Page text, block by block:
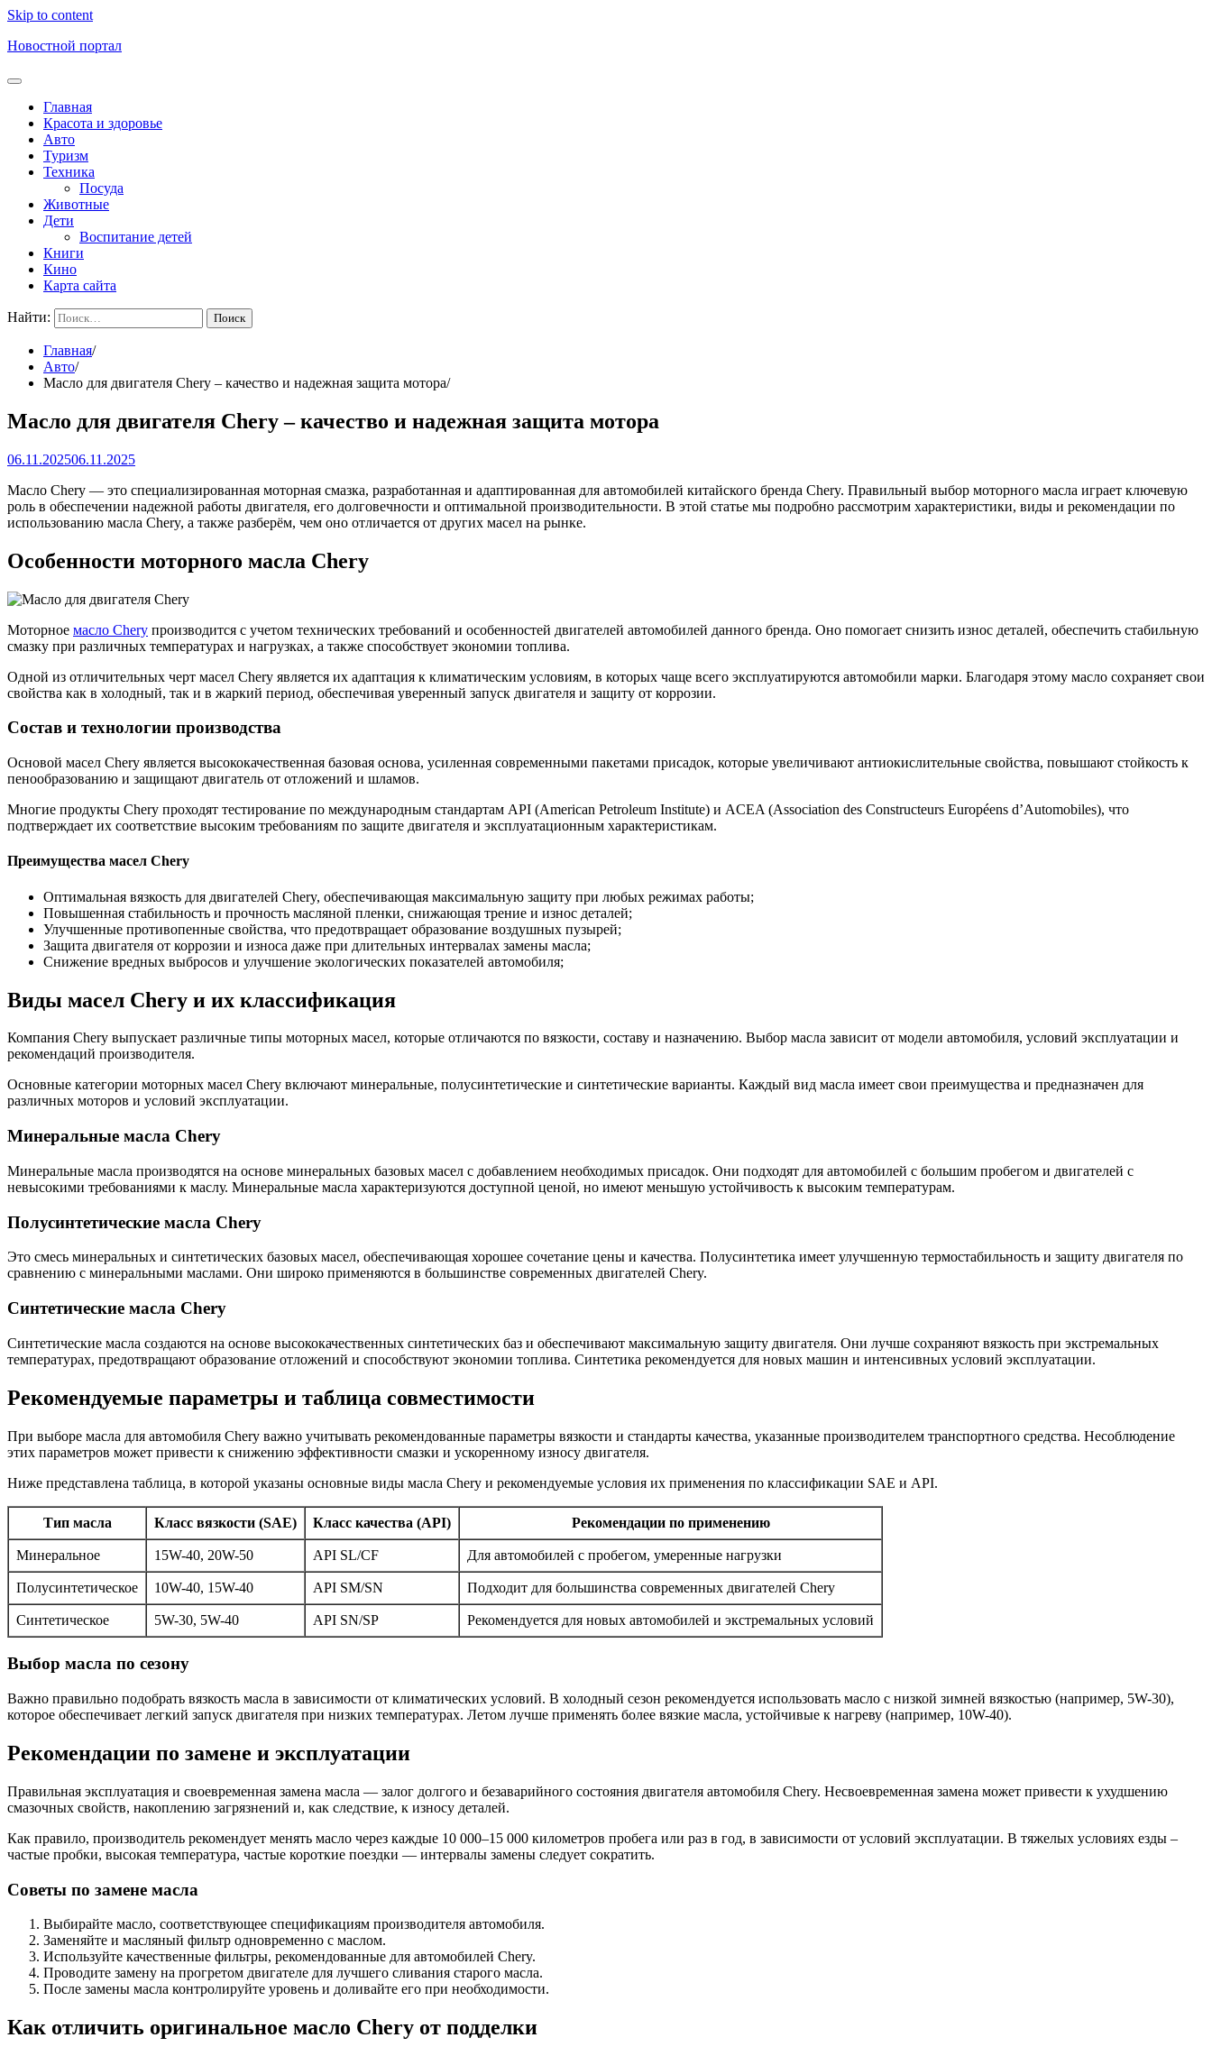
Skip to content
Новостной портал
Главная
Красота и здоровье
Авто
Туризм
Техника
Посуда
Животные
Дети
Воспитание детей
Книги
Кино
Карта сайта
Найти:
Главная
Авто
Масло для двигателя Chery – качество и надежная защита мотора
Масло для двигателя Chery – качество и надежная защита мотора
06.11.202506.11.2025
Масло Chery — это специализированная моторная смазка, разработанная и адаптированная для автомобилей китайского бренда Chery. Правильный выбор моторного масла играет ключевую
роль в обеспечении надежной работы двигателя, его долговечности и оптимальной производительности. В этой статье мы подробно рассмотрим характеристики, виды и рекомендации по
использованию масла Chery, а также разберём, чем оно отличается от других масел на рынке.
Особенности моторного масла Chery
Моторное масло Chery производится с учетом технических требований и особенностей двигателей автомобилей данного бренда. Оно помогает снизить износ деталей, обеспечить стабильную
смазку при различных температурах и нагрузках, а также способствует экономии топлива.
Одной из отличительных черт масел Chery является их адаптация к климатическим условиям, в которых чаще всего эксплуатируются автомобили марки. Благодаря этому масло сохраняет свои
свойства как в холодный, так и в жаркий период, обеспечивая уверенный запуск двигателя и защиту от коррозии.
Состав и технологии производства
Основой масел Chery является высококачественная базовая основа, усиленная современными пакетами присадок, которые увеличивают антиокислительные свойства, повышают стойкость к
пенообразованию и защищают двигатель от отложений и шламов.
Многие продукты Chery проходят тестирование по международным стандартам API (American Petroleum Institute) и ACEA (Association des Constructeurs Européens d’Automobiles), что
подтверждает их соответствие высоким требованиям по защите двигателя и эксплуатационным характеристикам.
Преимущества масел Chery
Оптимальная вязкость для двигателей Chery, обеспечивающая максимальную защиту при любых режимах работы;
Повышенная стабильность и прочность масляной пленки, снижающая трение и износ деталей;
Улучшенные противопенные свойства, что предотвращает образование воздушных пузырей;
Защита двигателя от коррозии и износа даже при длительных интервалах замены масла;
Снижение вредных выбросов и улучшение экологических показателей автомобиля;
Виды масел Chery и их классификация
Компания Chery выпускает различные типы моторных масел, которые отличаются по вязкости, составу и назначению. Выбор масла зависит от модели автомобиля, условий эксплуатации и
рекомендаций производителя.
Основные категории моторных масел Chery включают минеральные, полусинтетические и синтетические варианты. Каждый вид масла имеет свои преимущества и предназначен для
различных моторов и условий эксплуатации.
Минеральные масла Chery
Минеральные масла производятся на основе минеральных базовых масел с добавлением необходимых присадок. Они подходят для автомобилей с большим пробегом и двигателей с
невысокими требованиями к маслу. Минеральные масла характеризуются доступной ценой, но имеют меньшую устойчивость к высоким температурам.
Полусинтетические масла Chery
Это смесь минеральных и синтетических базовых масел, обеспечивающая хорошее сочетание цены и качества. Полусинтетика имеет улучшенную термостабильность и защиту двигателя по
сравнению с минеральными маслами. Они широко применяются в большинстве современных двигателей Chery.
Синтетические масла Chery
Синтетические масла создаются на основе высококачественных синтетических баз и обеспечивают максимальную защиту двигателя. Они лучше сохраняют вязкость при экстремальных
температурах, предотвращают образование отложений и способствуют экономии топлива. Синтетика рекомендуется для новых машин и интенсивных условий эксплуатации.
Рекомендуемые параметры и таблица совместимости
При выборе масла для автомобиля Chery важно учитывать рекомендованные параметры вязкости и стандарты качества, указанные производителем транспортного средства. Несоблюдение
этих параметров может привести к снижению эффективности смазки и ускоренному износу двигателя.
Ниже представлена таблица, в которой указаны основные виды масла Chery и рекомендуемые условия их применения по классификации SAE и API.
Тип масла Класс вязкости (SAE) Класс качества (API) Рекомендации по применению
Минеральное 15W-40, 20W-50 API SL/CF Для автомобилей с пробегом, умеренные нагрузки
Полусинтетическое 10W-40, 15W-40 API SM/SN Подходит для большинства современных двигателей Chery
Синтетическое 5W-30, 5W-40 API SN/SP Рекомендуется для новых автомобилей и экстремальных условий
Выбор масла по сезону
Важно правильно подобрать вязкость масла в зависимости от климатических условий. В холодный сезон рекомендуется использовать масло с низкой зимней вязкостью (например, 5W-30),
которое обеспечивает легкий запуск двигателя при низких температурах. Летом лучше применять более вязкие масла, устойчивые к нагреву (например, 10W-40).
Рекомендации по замене и эксплуатации
Правильная эксплуатация и своевременная замена масла — залог долгого и безаварийного состояния двигателя автомобиля Chery. Несвоевременная замена может привести к ухудшению
смазочных свойств, накоплению загрязнений и, как следствие, к износу деталей.
Как правило, производитель рекомендует менять масло через каждые 10 000–15 000 километров пробега или раз в год, в зависимости от условий эксплуатации. В тяжелых условиях езды –
частые пробки, высокая температура, частые короткие поездки — интервалы замены следует сократить.
Советы по замене масла
Выбирайте масло, соответствующее спецификациям производителя автомобиля.
Заменяйте и масляный фильтр одновременно с маслом.
Используйте качественные фильтры, рекомендованные для автомобилей Chery.
Проводите замену на прогретом двигателе для лучшего сливания старого масла.
После замены масла контролируйте уровень и доливайте его при необходимости.
Как отличить оригинальное масло Chery от подделки